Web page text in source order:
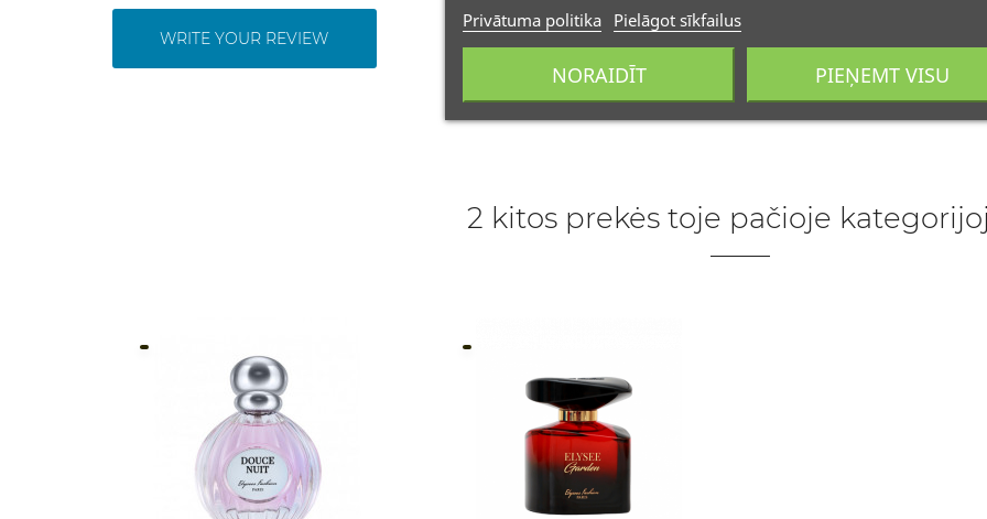
WRITE YOUR REVIEW
2 kitos prekės toje pačioje
Privātuma politika Pielāgot sīkfailus
NORAIDĪT PIEŅEMT VISU